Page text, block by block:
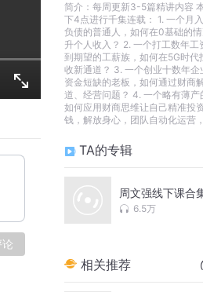
简介： 每周更新3-5篇精讲内容
下4点进行千集连载： 1. 一个月
负债的普通人，如何在0基础的
升个人收入？ 2. 一个打工数年工
到期望的工薪族，如何在5G时代
收新通道？ 3. 一个创业十数年企
资金短缺的老板，如何通过财商
道、经营问题？ 4. 一个略有薄产
如何应用财商思维让自己精准投
钱，解放身心，团队自动化运营
TA的专辑
周文强线下课合
6.5万
相关推荐